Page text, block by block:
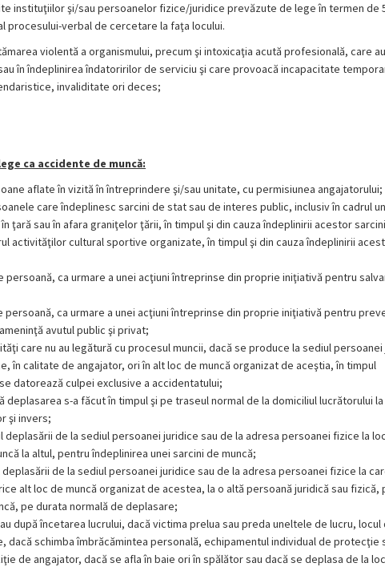
instituţiilor şi/sau persoanelor fizice/juridice prevăzute de lege în termen de
procesului-verbal de cercetare la faţa locului.
violentă a organismului, precum şi intoxicaţia acută profesională, care
în îndeplinirea îndatoririlor de serviciu şi care provoacă incapacitate
invaliditate ori deces;
ca accidente de muncă:
aflate în vizită în întreprindere şi/sau unitate, cu permisiunea angajatorului;
care îndeplinesc sarcini de stat sau de interes public, inclusiv în cadrul
ţară sau în afara graniţelor ţării, în timpul şi din cauza îndeplinirii acestor
activităţilor cultural sportive organizate, în timpul şi din cauza îndeplinirii
ca urmare a unei acţiuni întreprinse din proprie iniţiativă pentru
ca urmare a unei acţiuni întreprinse din proprie iniţiativă pentru
avutul public şi privat;
care nu au legătură cu procesul muncii, dacă se produce la sediul
în calitate de angajator, ori în alt loc de muncă organizat de aceştia, în timpul
datorează culpei exclusive a accidentatului;
deplasarea s-a făcut în timpul şi pe traseul normal de la domiciliul lucrătorului
şi invers;
de la sediul persoanei juridice sau de la adresa persoanei fizice la
la altul, pentru îndeplinirea unei sarcini de muncă;
de la sediul persoanei juridice sau de la adresa persoanei fizice la
alt loc de muncă organizat de acestea, la o altă persoană juridică sau fizică,
pe durata normală de deplasare;
după încetarea lucrului, dacă victima prelua sau preda uneltele de lucru, locul
dacă schimba îmbrăcămintea personală, echipamentul individual de protecţie
de angajator, dacă se afla în baie ori în spălător sau dacă se deplasa de la